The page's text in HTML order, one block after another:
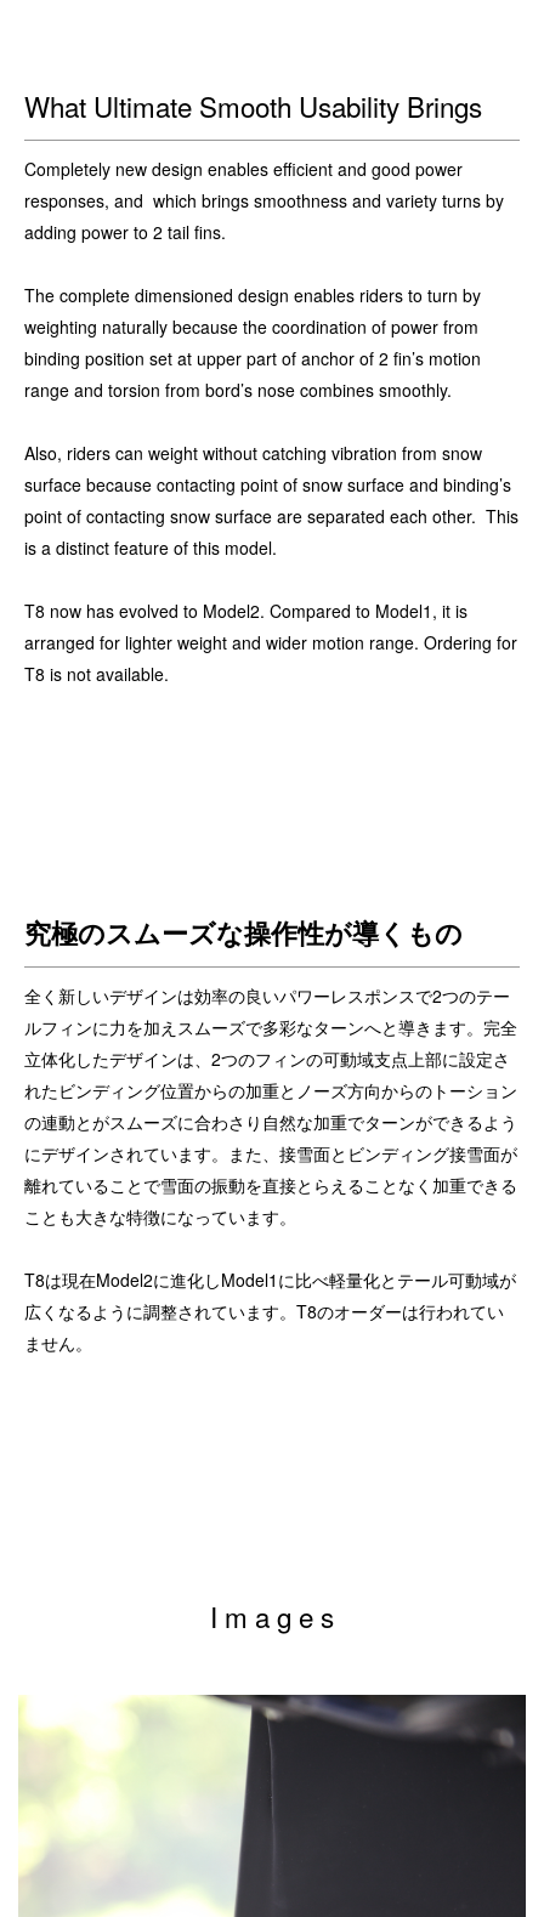
What Ultimate Smooth Usability Brings
Completely new design enables efficient and good power
responses, and which brings smoothness and variety turns by
adding power to 2 tail fins.
The complete dimensioned design enables riders to turn by
weighting naturally because the coordination of power from
binding position set at upper part of anchor of 2 fin’s motion
range and torsion from bord’s nose combines smoothly.
Also, riders can weight without catching vibration from snow
surface because contacting point of snow surface and binding’s
point of contacting snow surface are separated each other. This
is a distinct feature of this model.
T8 now has evolved to Model2. Compared to Model1, it is
arranged for lighter weight and wider motion range. Ordering for
T8 is not available.
究極のスムーズな操作性が導くもの
全く新しいデザインは効率の良いパワーレスポンスで2つのテー
ルフィンに力を加えスムーズで多彩なターンへと導きます。 完全
立体化したデザインは、2つのフィンの可動域支点上部に設定さ
れたビンディング位置からの加重とノーズ方向からのトーション
の連動とがスムーズに合わさり自然な加重でターンができるよう
にデザインされています。また、接雪面とビンディング接雪面が
離れていることで雪面の振動を直接とらえることなく加重できる
ことも大きな特徴になっています。
T8は現在Model2に進化しModel1に比べ軽量化とテール可動域が
広くなるように調整されています。 T8のオーダーは行われてい
ません。
I m a g e s